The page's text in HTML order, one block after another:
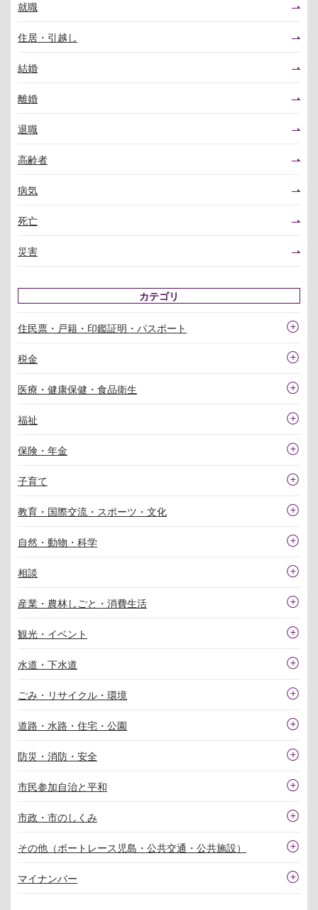
就職
住居・引越し
結婚
離婚
退職
高齢者
病気
死亡
災害
カテゴリ
住民票・戸籍・印鑑証明・パスポート
税金
医療・健康保健・食品衛生
福祉
保険・年金
子育て
教育・国際交流・スポーツ・文化
自然・動物・科学
相談
産業・農林しごと・消費生活
観光・イベント
水道・下水道
ごみ・リサイクル・環境
道路・水路・住宅・公園
防災・消防・安全
市民参加自治と平和
市政・市のしくみ
その他（ボートレース児島・公共交通・公共施設）
マイナンバー